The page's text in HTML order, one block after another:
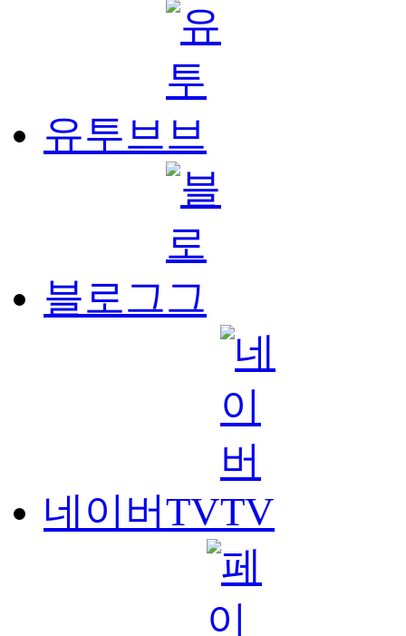
유투브
블로그
네이버TV